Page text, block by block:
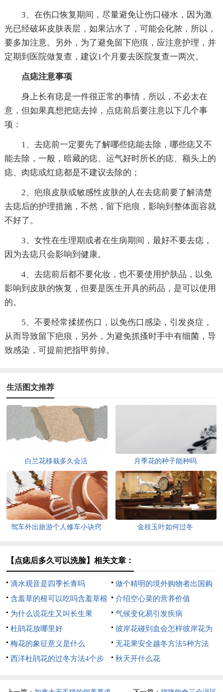
3、在伤口恢复期间，尽量避免让伤口碰水，因为激
光已经破坏皮肤表层，如果沾水了，可能会化脓，所以，
要多加注意。另外，为了避免留下疤痕，应注意护理，并
定期到医院做复查，建议1个月要去医院复查一两次。
点痣注意事项
身上长有痣是一件很正常的事情，所以，不必太在
意，但如果真想把痣去掉，点痣前后要注意以下几个事
项：
1、去痣前一定要先了解哪些痣能去除，哪些痣又不
能去除，一般，暗藏的痣、运气好时所长的痣、额头上的
痣、肉痣或红痣都是不建议去除的；
2、疤痕皮肤或敏感性皮肤的人在去痣前要了解清楚
去痣后的护理措施，不然，留下疤痕，影响到整体面容就
不好了。
3、女性在生理期或者在生病期间，最好不要去痣，
因为去痣只会影响到健康。
4、去痣前后都不要化妆，也不要使用护肤品，以免
影响到皮肤的恢复，但要是医生开具的药品，是可以使用
的。
5、不要经常揉搓伤口，以免伤口感染，引发炎症，
从而导致留下疤痕，另外，为避免抓搔时手中有细菌，导
致感染，可提前把指甲剪掉。
生活图文推荐
白兰花移栽多久会活 月季花的种子能种吗
驾车外出旅游个人修车小诀窍 金枝玉叶如何过冬
【点痣后多久可以洗脸】相关文章：
滴水观音是四季长青吗
做个精明的境外购物者出国购
物退税全攻略
含羞草的根可以吃吗含羞草根
煲排骨可以吗可以
介绍空心菜的营养价值
为什么说花生又叫长生果
气候变化易引发疾病
杜鹃花放哪里好
彼岸花碰到血会怎样彼岸花为
什么不能养
梅花的象征意义是什么
无花果安全越冬方法5种方法
西洋杜鹃花的过冬方法4个步
秋天开什么花